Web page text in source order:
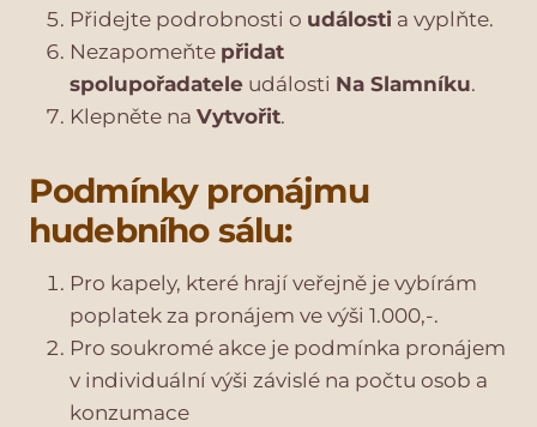
Přidejte podrobnosti o události a vyplňte.
Nezapomeňte přidat
spolupořadatele události Na Slamníku.
Klepněte na Vytvořit.
Podmínky pronájmu
hudebního sálu:
Pro kapely, které hrají veřejně je vybírám
poplatek za pronájem ve výši 1.000,-.
Pro soukromé akce je podmínka pronájem
v individuální výši závislé na počtu osob a
konzumace